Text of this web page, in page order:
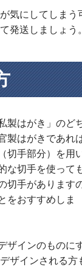
気にしてしまう
発送しましょう。
製はがき」のど
製はがきであれ
切手部分）を用
な切手を使って
切手があります
をおすすめしま
ザインのものに
ザインされる方